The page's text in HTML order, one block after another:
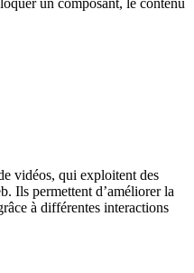
un composant, le contenu
vidéos, qui exploitent des
Ils permettent d’améliorer la
à différentes interactions